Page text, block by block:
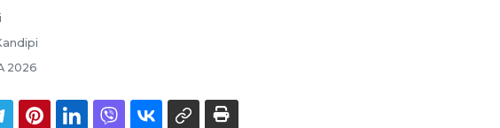
2026